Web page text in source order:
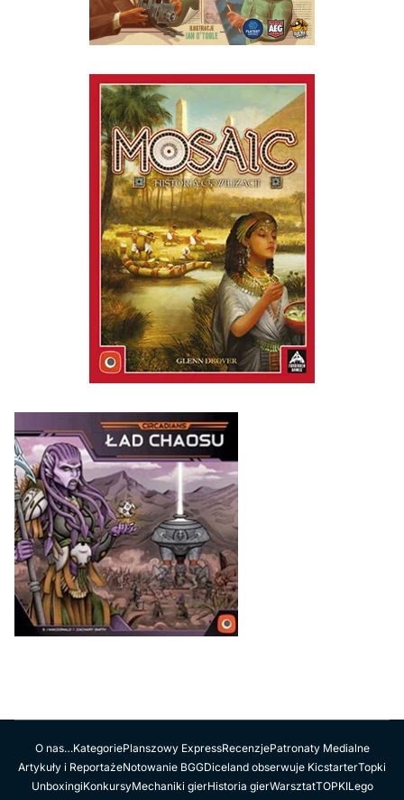
O nas…KategoriePlanszowy ExpressRecenzjePatronaty Medialne
Artykuły i ReportażeNotowanie BGGDiceland obserwuje KicstarterTopki
UnboxingiKonkursyMechaniki gierHistoria gierWarsztatTOPKILego